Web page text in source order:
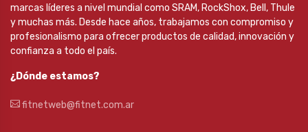
marcas líderes a nivel mundial como SRAM, RockShox, Bell, Thule
y muchas más. Desde hace años, trabajamos con compromiso y
profesionalismo para ofrecer productos de calidad, innovación y
confianza a todo el país.
¿Dónde estamos?
fitnetweb@fitnet.com.ar